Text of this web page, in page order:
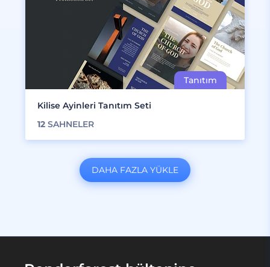
Kilise Ayinleri Tanıtım Seti
12 SAHNELER
DAHA FAZLA YÜKLE